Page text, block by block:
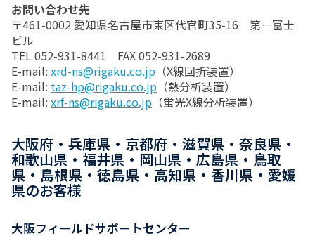
お問い合わせ先
〒461-0002 愛知県名古屋市東区代官町35-16 第一富士
ビル
TEL 052-931-8441 FAX 052-931-2689
E-mail: xrd-ns@rigaku.co.jp （X線回折装置）
E-mail: taz-hp@rigaku.co.jp （熱分析装置）
E-mail: xrf-ns@rigaku.co.jp （蛍光X線分析装置）
大阪府・兵庫県・京都府・滋賀県・奈良県・
和歌山県・福井県・岡山県・広島県・鳥取
県・島根県・徳島県・高知県・香川県・愛媛
県のお客様
大阪フィールドサポートセンター